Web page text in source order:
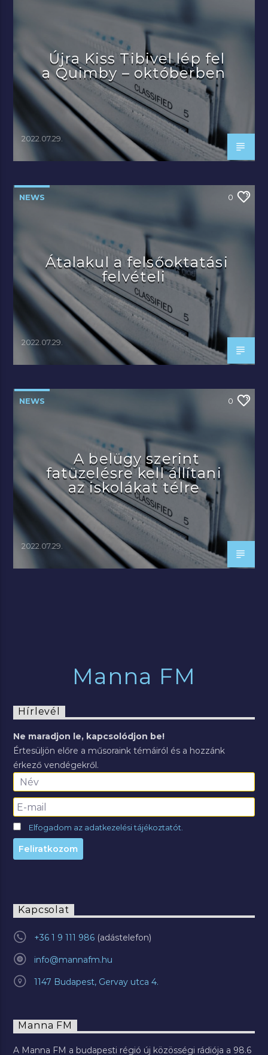
Újra Kiss Tibivel lép fel
a Quimby – októberben
2022.07.29.
NEWS 0
Átalakul a felsőoktatási
felvételi
2022.07.29.
NEWS 0
A belügy szerint
fatüzelésre kell állítani
az iskolákat télre
2022.07.29.
Manna FM
Hírlevél
Ne maradjon le, kapcsolódjon be!
Értesüljön előre a műsoraink témáiról és a hozzánk
érkező vendégekről.
Elfogadom az adatkezelési tájékoztatót.
Kapcsolat
+36 1 9 111 986
info@mannafm.hu
1147 Budapest, Gervay utca 4.
Manna FM
A Manna FM a budapesti régió új közösségi rádiója a 98.6